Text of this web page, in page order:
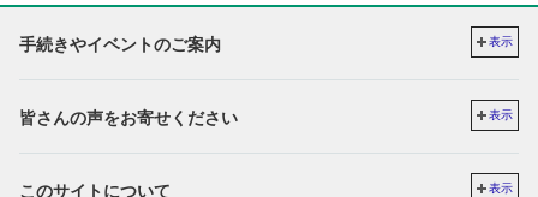
手続きやイベントのご案内 表示
皆さんの声をお寄せください 表示
このサイトについて 表示